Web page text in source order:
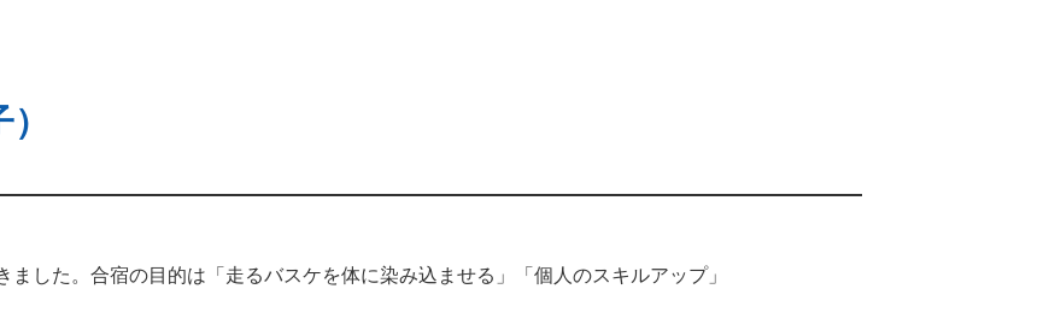
した。合宿の目的は「走るバスケを体に染み込ませる」「個人のスキルアップ」